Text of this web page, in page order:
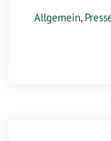
Allgemein,